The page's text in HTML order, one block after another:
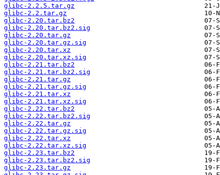
glibc-2.2.5.tar.gz
glibc-2.2.tar.gz
glibc-2.20.tar.bz2
glibc-2.20.tar.bz2.sig
glibc-2.20.tar.gz
glibc-2.20.tar.gz.sig
glibc-2.20.tar.xz
glibc-2.20.tar.xz.sig
glibc-2.21.tar.bz2
glibc-2.21.tar.bz2.sig
glibc-2.21.tar.gz
glibc-2.21.tar.gz.sig
glibc-2.21.tar.xz
glibc-2.21.tar.xz.sig
glibc-2.22.tar.bz2
glibc-2.22.tar.bz2.sig
glibc-2.22.tar.gz
glibc-2.22.tar.gz.sig
glibc-2.22.tar.xz
glibc-2.22.tar.xz.sig
glibc-2.23.tar.bz2
glibc-2.23.tar.bz2.sig
glibc-2.23.tar.gz